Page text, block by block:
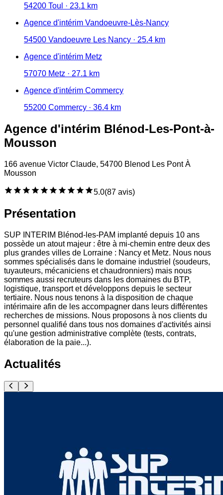
54200 Toul · 23.1 km
Agence d'intérim Vandoeuvre-Lès-Nancy
54500 Vandoeuvre Les Nancy · 25.4 km
Agence d'intérim Metz
57070 Metz · 27.1 km
Agence d'intérim Commercy
55200 Commercy · 36.4 km
Agence d'intérim Blénod-Les-Pont-à-
Mousson
166 avenue Victor Claude, 54700 Blenod Les Pont À
Mousson
5.0(87 avis)
Présentation
SUP INTERIM Blénod-les-PAM implanté depuis 10 ans
possède un atout majeur : être à mi-chemin entre deux des
plus grandes villes de Lorraine : Nancy et Metz. Nous nous
sommes spécialisés dans le domaine industriel (soudeurs,
tuyauteurs, mécaniciens et chaudronniers) mais nous
sommes aussi recruteurs dans les domaines du BTP,
logistique, transport et développons depuis le secteur
tertiaire. Nous nous tenons à la disposition de chaque
intérimaire afin de les accompagner dans leurs différentes
recherches de missions. Nous proposons à nos clients du
personnel qualifié dans tous nos domaines d'activités ainsi
qu'une gestion administrative complète (tests, contrats,
élaboration de la paie...).
Actualités